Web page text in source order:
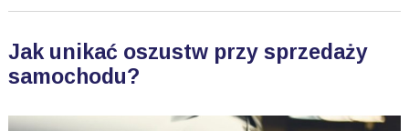
Jak unikać oszustw przy sprzedaży
samochodu?